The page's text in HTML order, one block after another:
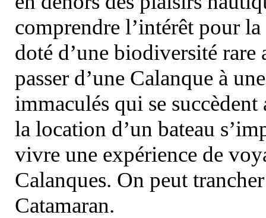
comprendre l’intérêt pour
doté d’une biodiversité
passer d’une Calanque à
immaculés qui se
la location d’un bateau
vivre une expérience de
Calanques. On peut
Catamaran.